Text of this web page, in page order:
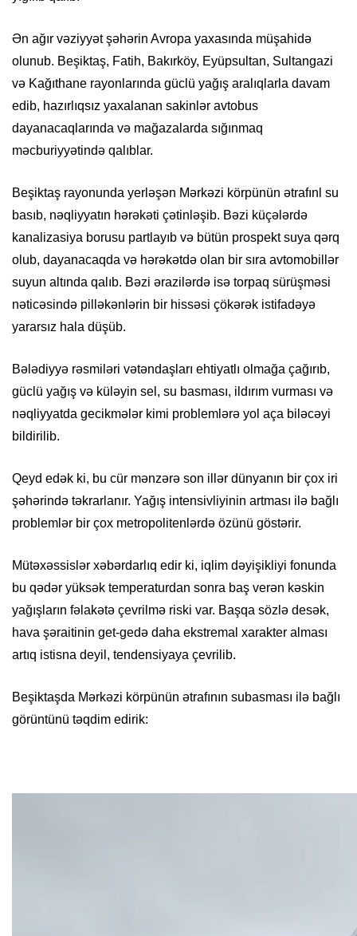
Ən ağır vəziyyət şəhərin Avropa yaxasında müşahidə
olunub. Beşiktaş, Fatih, Bakırköy, Eyüpsultan, Sultangazi
və Kağıthane rayonlarında güclü yağış aralıqlarla davam
edib, hazırlıqsız yaxalanan sakinlər avtobus
dayanacaqlarında və mağazalarda sığınmaq
məcburiyyətində qalıblar.
Beşiktaş rayonunda yerləşən Mərkəzi körpünün ətrafınl su
basıb, nəqliyyatın hərəkəti çətinləşib. Bəzi küçələrdə
kanalizasiya borusu partlayıb və bütün prospekt suya qərq
olub, dayanacaqda və hərəkətdə olan bir sıra avtomobillər
suyun altında qalıb. Bəzi ərazilərdə isə torpaq sürüşməsi
nəticəsində pilləkənlərin bir hissəsi çökərək istifadəyə
yararsız hala düşüb.
Bələdiyyə rəsmiləri vətəndaşları ehtiyatlı olmağa çağırıb,
güclü yağış və küləyin sel, su basması, ildırım vurması və
nəqliyyatda gecikmələr kimi problemlərə yol aça biləcəyi
bildirilib.
Qeyd edək ki, bu cür mənzərə son illər dünyanın bir çox iri
şəhərində təkrarlanır. Yağış intensivliyinin artması ilə bağlı
problemlər bir çox metropolitenlərdə özünü göstərir.
Mütəxəssislər xəbərdarlıq edir ki, iqlim dəyişikliyi fonunda
bu qədər yüksək temperaturdan sonra baş verən kəskin
yağışların fəlakətə çevrilmə riski var. Başqa sözlə desək,
hava şəraitinin get-gedə daha ekstremal xarakter alması
artıq istisna deyil, tendensiyaya çevrilib.
Beşiktaşda Mərkəzi körpünün ətrafının subasması ilə bağlı
görüntünü təqdim edirik: